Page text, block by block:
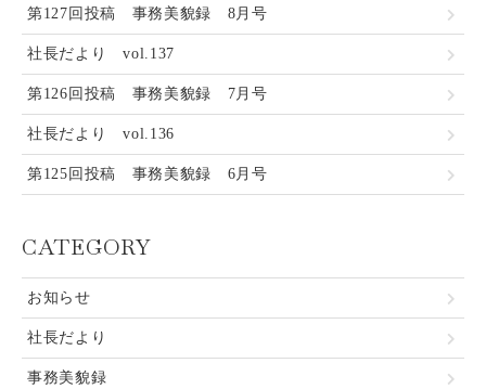
第127回投稿 事務美貌録 8月号
社長だより vol.137
第126回投稿 事務美貌録 7月号
社長だより vol.136
第125回投稿 事務美貌録 6月号
CATEGORY
お知らせ
社長だより
事務美貌録